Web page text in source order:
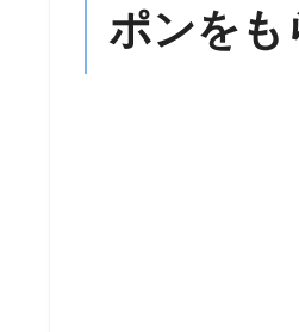
ポンをも